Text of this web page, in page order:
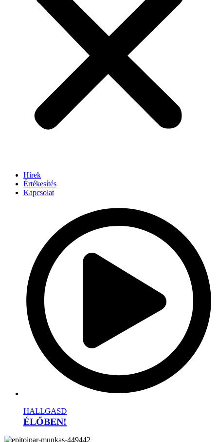
Hírek
Értékesítés
Kapcsolat
HALLGASD
ÉLŐBEN!